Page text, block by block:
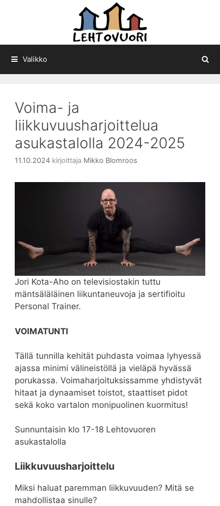
Valikko
Voima- ja
liikkuvuusharjoittelua
asukastalolla 2024-2025
11.10.2024 kirjoittaja Mikko Blomroos
Jori Kota-Aho on televisiostakin tuttu
mäntsäläläinen liikuntaneuvoja ja sertifioitu
Personal Trainer.
VOIMATUNTI
Tällä tunnilla kehität puhdasta voimaa lyhyessä
ajassa minimi välineistöllä ja vieläpä hyvässä
porukassa. Voimaharjoituksissamme yhdistyvät
hitaat ja dynaamiset toistot, staattiset pidot
sekä koko vartalon monipuolinen kuormitus!
Sunnuntaisin klo 17-18 Lehtovuoren
asukastalolla
Liikkuvuusharjoittelu
Miksi haluat paremman liikkuvuuden? Mitä se
mahdollistaa sinulle?